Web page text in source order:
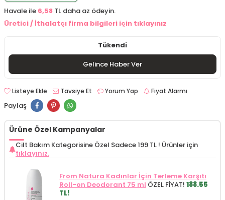
Havale ile 6,58 TL daha az ödeyin.
Üretici / İthalatçı firma bilgileri için tıklayınız
Tükendi
Gelince Haber Ver
Listeye Ekle Tavsiye Et Yorum Yap Fiyat Alarmı
Paylaş
Ürüne Özel Kampanyalar
Cilt Bakım Kategorisine Özel Sadece 199 TL ! Ürünler için
tıklayınız.
From Natura Kadınlar İçin Terleme Karşıtı
Roll-on Deodorant 75 ml ÖZEL FİYAT! 188.55
TL!